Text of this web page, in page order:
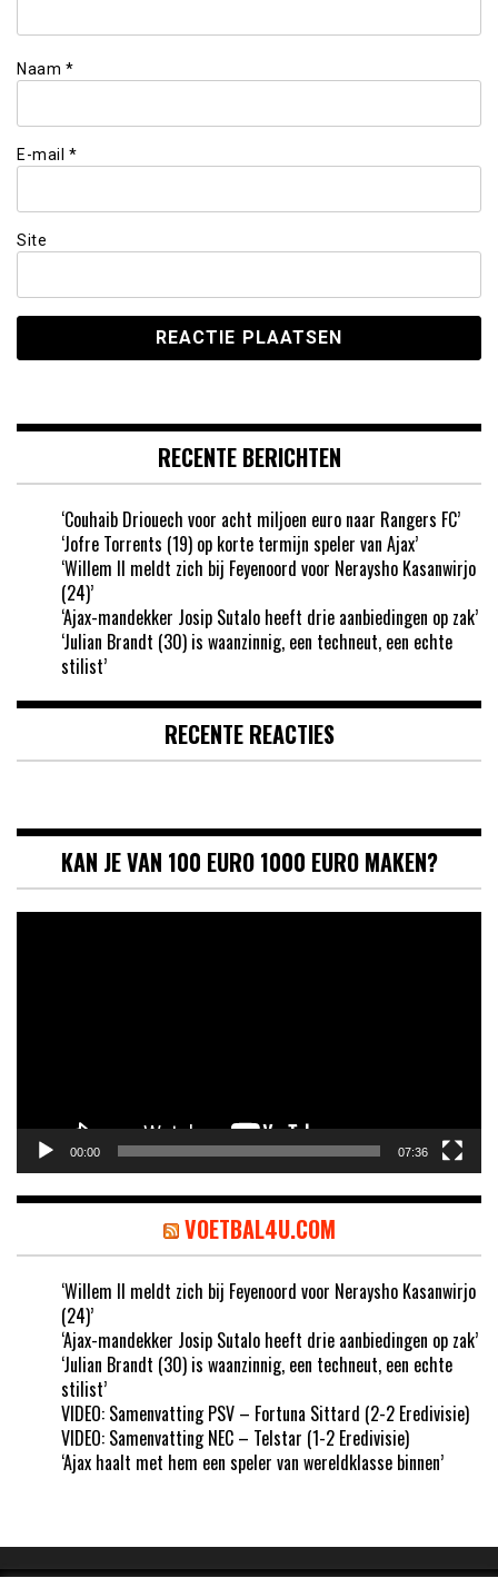
Naam *
E-mail *
Site
RECENTE BERICHTEN
‘Couhaib Driouech voor acht miljoen euro naar Rangers FC’
‘Jofre Torrents (19) op korte termijn speler van Ajax’
‘Willem II meldt zich bij Feyenoord voor Neraysho Kasanwirjo
(24)’
‘Ajax-mandekker Josip Sutalo heeft drie aanbiedingen op zak’
‘Julian Brandt (30) is waanzinnig, een techneut, een echte
stilist’
RECENTE REACTIES
KAN JE VAN 100 EURO 1000 EURO MAKEN?
00:00 07:36
VOETBAL4U.COM
‘Willem II meldt zich bij Feyenoord voor Neraysho Kasanwirjo
(24)’
‘Ajax-mandekker Josip Sutalo heeft drie aanbiedingen op zak’
‘Julian Brandt (30) is waanzinnig, een techneut, een echte
stilist’
VIDEO: Samenvatting PSV – Fortuna Sittard (2-2 Eredivisie)
VIDEO: Samenvatting NEC – Telstar (1-2 Eredivisie)
‘Ajax haalt met hem een speler van wereldklasse binnen’